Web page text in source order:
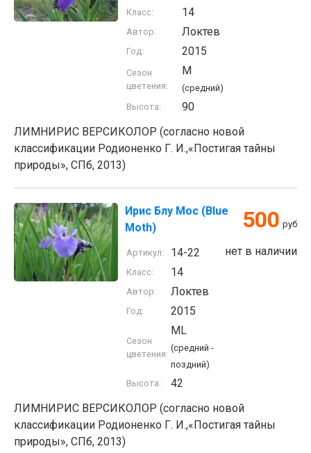
Класс: 14
Автор: Локтев
Год: 2015
Сезон
цветения:
M
(средний)
Высота:
90
ЛИМНИРИС ВЕРСИКОЛОР (согласно новой
классификации Родионенко Г. И.,«Постигая тайны
природы», СПб, 2013)
Ирис Блу Мос (Blue
Moth)
500 руб
нет в наличии
Артикул: 14-22
Класс: 14
Автор: Локтев
Год: 2015
Сезон
цветения:
ML
(средний -
поздний)
Высота:
42
ЛИМНИРИС ВЕРСИКОЛОР (согласно новой
классификации Родионенко Г. И.,«Постигая тайны
природы», СПб, 2013)